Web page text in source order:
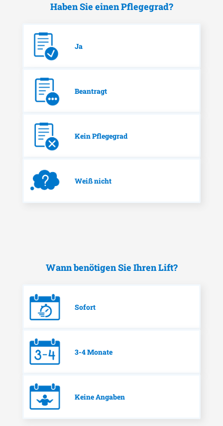
Haben Sie einen Pflegegrad?
Ja
Beantragt
Kein Pflegegrad
Weiß nicht
Wann benötigen Sie Ihren Lift?
Sofort
3-4 Monate
Keine Angaben